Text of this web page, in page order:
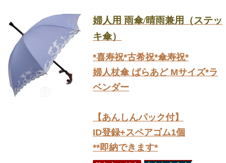
婦人用 雨傘/晴雨兼用（ステッ
キ傘）
*喜寿祝*古希祝*傘寿祝*
婦人杖傘 ばらあど Mサイズ*ラ
ベンダー
【あんしんパック付】
ID登録+スペアゴム1個
**即納できます*